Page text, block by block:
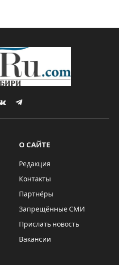
VKontakteTelegram
О САЙТЕ
Редакция
Контакты
Партнёры
Запрещённые СМИ
Прислать новость
Вакансии